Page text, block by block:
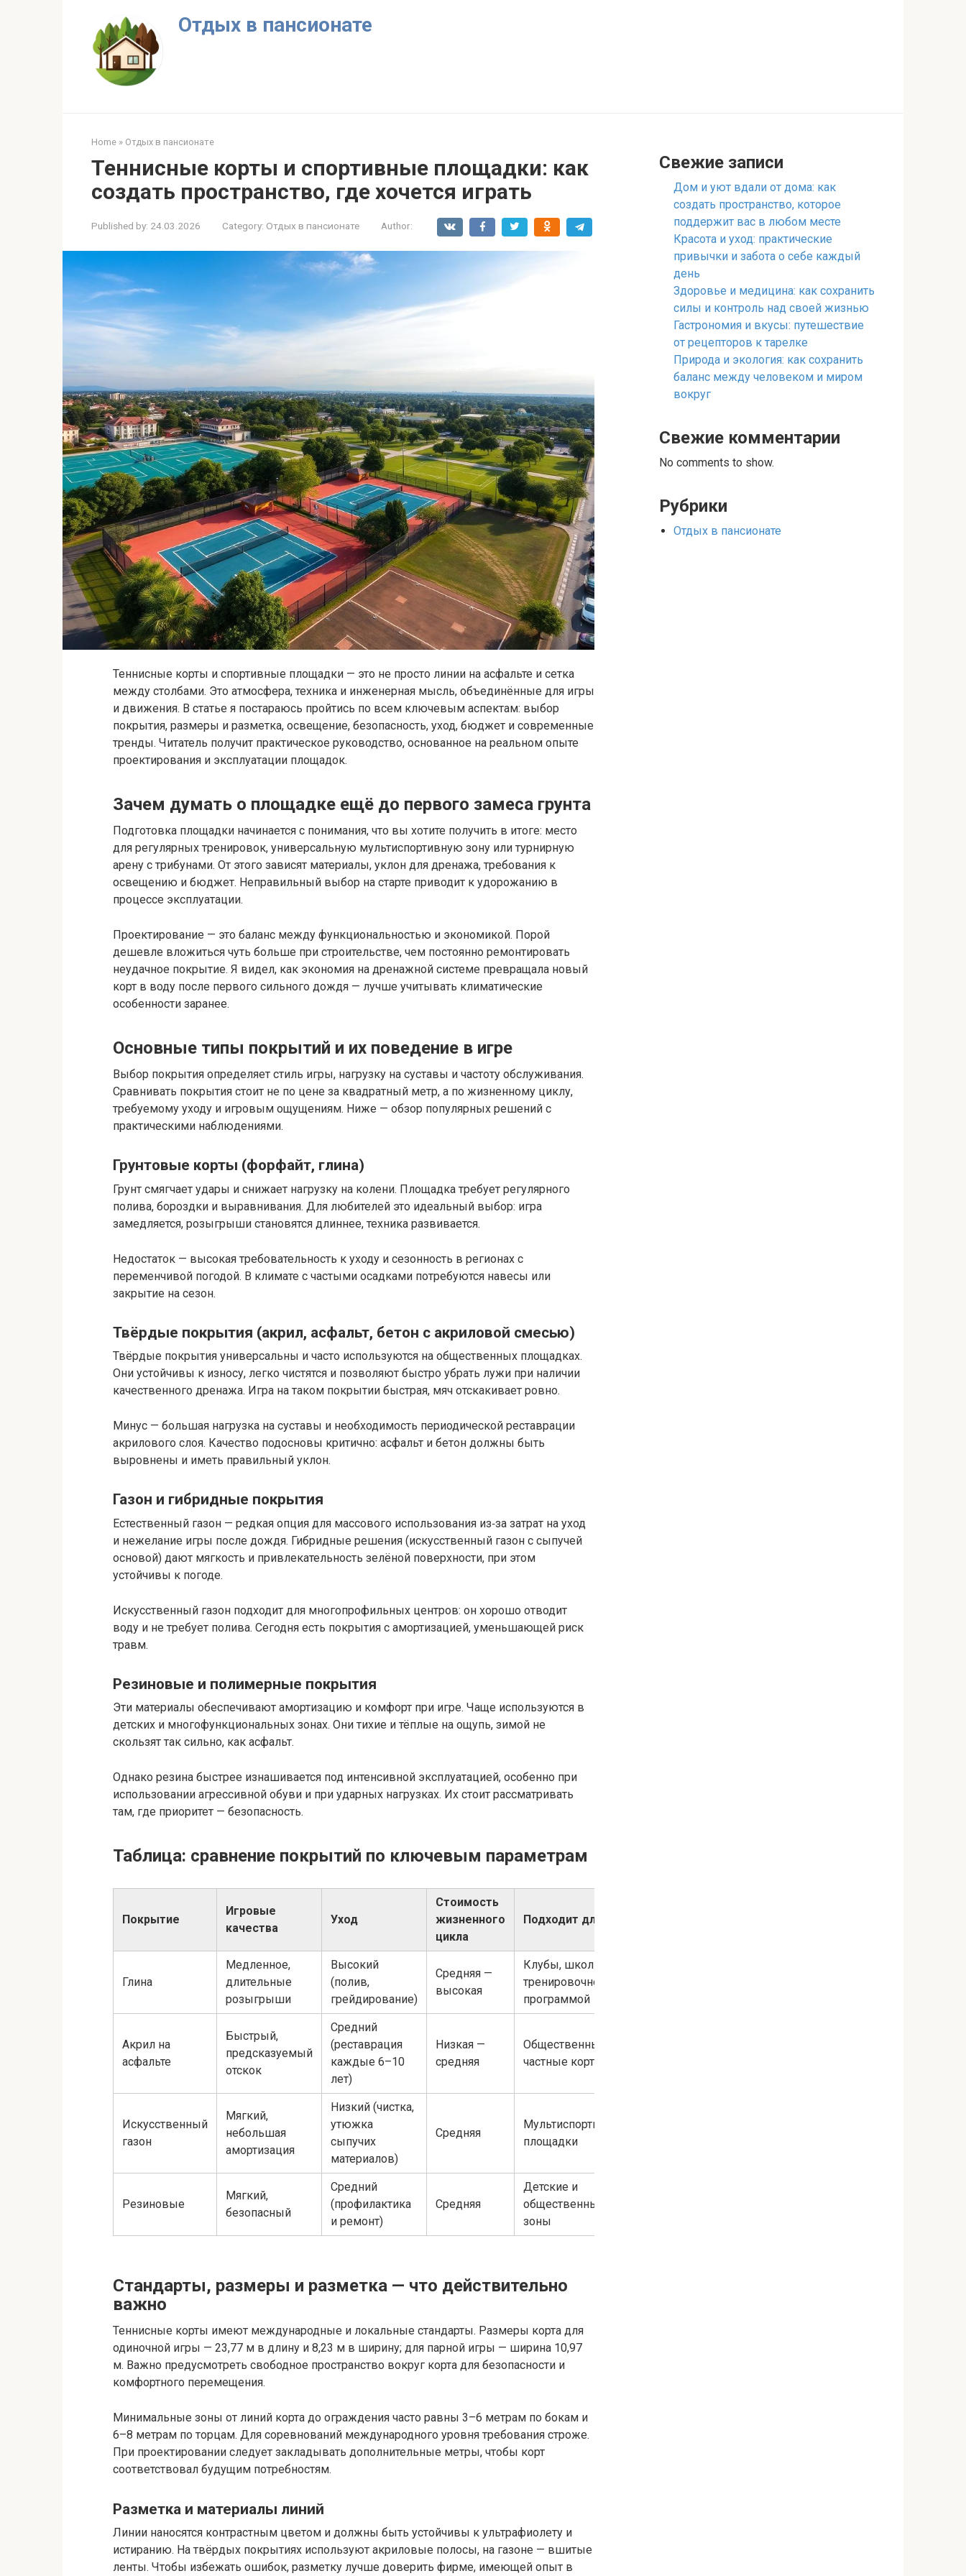
Отдых в пансионате
Home » Отдых в пансионате
Теннисные корты и спортивные площадки: как
создать пространство, где хочется играть
Published by: 24.03.2026 Category: Отдых в пансионате Author:
Теннисные корты и спортивные площадки — это не просто линии на асфальте и сетка
между столбами. Это атмосфера, техника и инженерная мысль, объединённые для игры
и движения. В статье я постараюсь пройтись по всем ключевым аспектам: выбор
покрытия, размеры и разметка, освещение, безопасность, уход, бюджет и современные
тренды. Читатель получит практическое руководство, основанное на реальном опыте
проектирования и эксплуатации площадок.
Зачем думать о площадке ещё до первого замеса грунта
Подготовка площадки начинается с понимания, что вы хотите получить в итоге: место
для регулярных тренировок, универсальную мультиспортивную зону или турнирную
арену с трибунами. От этого зависят материалы, уклон для дренажа, требования к
освещению и бюджет. Неправильный выбор на старте приводит к удорожанию в
процессе эксплуатации.
Проектирование — это баланс между функциональностью и экономикой. Порой
дешевле вложиться чуть больше при строительстве, чем постоянно ремонтировать
неудачное покрытие. Я видел, как экономия на дренажной системе превращала новый
корт в воду после первого сильного дождя — лучше учитывать климатические
особенности заранее.
Основные типы покрытий и их поведение в игре
Выбор покрытия определяет стиль игры, нагрузку на суставы и частоту обслуживания.
Сравнивать покрытия стоит не по цене за квадратный метр, а по жизненному циклу,
требуемому уходу и игровым ощущениям. Ниже — обзор популярных решений с
практическими наблюдениями.
Грунтовые корты (форфайт, глина)
Грунт смягчает удары и снижает нагрузку на колени. Площадка требует регулярного
полива, бороздки и выравнивания. Для любителей это идеальный выбор: игра
замедляется, розыгрыши становятся длиннее, техника развивается.
Недостаток — высокая требовательность к уходу и сезонность в регионах с
переменчивой погодой. В климате с частыми осадками потребуются навесы или
закрытие на сезон.
Твёрдые покрытия (акрил, асфальт, бетон с акриловой смесью)
Твёрдые покрытия универсальны и часто используются на общественных площадках.
Они устойчивы к износу, легко чистятся и позволяют быстро убрать лужи при наличии
качественного дренажа. Игра на таком покрытии быстрая, мяч отскакивает ровно.
Минус — большая нагрузка на суставы и необходимость периодической реставрации
акрилового слоя. Качество подосновы критично: асфальт и бетон должны быть
выровнены и иметь правильный уклон.
Газон и гибридные покрытия
Естественный газон — редкая опция для массового использования из‑за затрат на уход
и нежелание игры после дождя. Гибридные решения (искусственный газон с сыпучей
основой) дают мягкость и привлекательность зелёной поверхности, при этом
устойчивы к погоде.
Искусственный газон подходит для многопрофильных центров: он хорошо отводит
воду и не требует полива. Сегодня есть покрытия с амортизацией, уменьшающей риск
травм.
Резиновые и полимерные покрытия
Эти материалы обеспечивают амортизацию и комфорт при игре. Чаще используются в
детских и многофункциональных зонах. Они тихие и тёплые на ощупь, зимой не
скользят так сильно, как асфальт.
Однако резина быстрее изнашивается под интенсивной эксплуатацией, особенно при
использовании агрессивной обуви и при ударных нагрузках. Их стоит рассматривать
там, где приоритет — безопасность.
Таблица: сравнение покрытий по ключевым параметрам
Покрытие
Игровые
качества
Уход
Стоимость
жизненного
цикла
Подходит для
Глина
Медленное,
длительные
розыгрыши
Высокий
(полив,
грейдирование)
Средняя —
высокая
Клубы, школы с
тренировочной
программой
Акрил на
асфальте
Быстрый,
предсказуемый
отскок
Средний
(реставрация
каждые 6–10
лет)
Низкая —
средняя
Общественные и
частные корты
Искусственный
газон
Мягкий,
небольшая
амортизация
Низкий (чистка,
утюжка
сыпучих
материалов)
Средняя
Мультиспортивные
площадки
Резиновые
Мягкий,
безопасный
Средний
(профилактика
и ремонт)
Средняя
Детские и
общественные
зоны
Стандарты, размеры и разметка — что действительно
важно
Теннисные корты имеют международные и локальные стандарты. Размеры корта для
одиночной игры — 23,77 м в длину и 8,23 м в ширину; для парной игры — ширина 10,97
м. Важно предусмотреть свободное пространство вокруг корта для безопасности и
комфортного перемещения.
Минимальные зоны от линий корта до ограждения часто равны 3–6 метрам по бокам и
6–8 метрам по торцам. Для соревнований международного уровня требования строже.
При проектировании следует закладывать дополнительные метры, чтобы корт
соответствовал будущим потребностям.
Разметка и материалы линий
Линии наносятся контрастным цветом и должны быть устойчивы к ультрафиолету и
истиранию. На твёрдых покрытиях используют акриловые полосы, на газоне — вшитые
ленты. Чтобы избежать ошибок, разметку лучше доверить фирме, имеющей опыт в
Свежие записи
Дом и уют вдали от дома: как
создать пространство, которое
поддержит вас в любом месте
Красота и уход: практические
привычки и забота о себе каждый
день
Здоровье и медицина: как сохранить
силы и контроль над своей жизнью
Гастрономия и вкусы: путешествие
от рецепторов к тарелке
Природа и экология: как сохранить
баланс между человеком и миром
вокруг
Свежие комментарии
No comments to show.
Рубрики
Отдых в пансионате